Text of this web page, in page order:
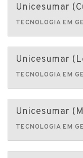
Unicesumar
Unicesumar
Unicesumar